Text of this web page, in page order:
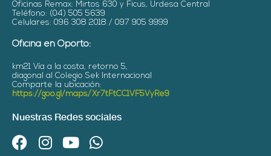
Oficinas Remax: Mirtos 630 y Ficus, Urdesa Central
Teléfono: (04) 505 5639
Celulares: 096 308 2018 / 097 905 9999
Oficina en Oporto:
km21 Vía a la costa, retorno 5,
diagonal al Colegio Sek Internacional
Comparte la ubicación:
https://goo.gl/maps/Xr7tFtCC1VF5VyRe9
Nuestras Redes sociales
F
I
Y
W